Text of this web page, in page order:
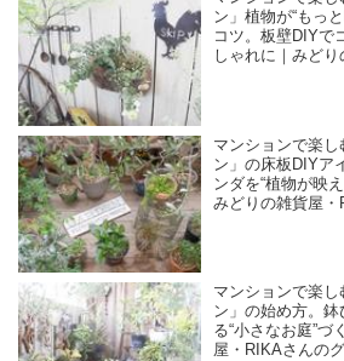
ン」植物が“もっ
コツ。板壁DIYで
しゃれに｜みど
マンションで楽
ン」の床板DIYア
ンダを“植物が映
みどりの雑貨屋・
マンションで楽
ン」の始め方。
る“小さなお庭”づ
屋・RIKAさんの